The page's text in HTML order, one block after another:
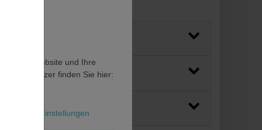
diese Website und Ihre
als Nutzer finden Sie hier:
Weitere Einstellungen